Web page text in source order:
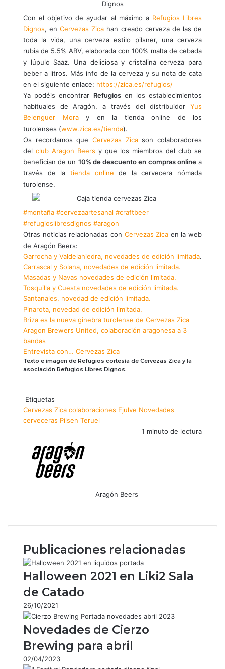
r
ó
n
i
c
o
Con el objetivo de ayudar al máximo a Refugios Libres
Dignos, enCervezas Zica han creado cerveza de las de
toda la vida, una cerveza estilo pilsner, una cerveza
rubia de 5.5% ABV, elaborada con 100% malta de cebada
y lúpulo Saaz. Una deliciosa y cristalina cerveza para
beber a litros. Más info de la cerveza y su nota de cata
en el siguiente enlace: https://zica.es/refugios/
Ya podéis encontrar Refugiosen los establecimientos
habituales de Aragón, a través del distribuidor Yus
Belenguer Moray en la tienda online de los
turolenses (www.zica.es/tienda).
Os recordamos que Cervezas Zicason colaboradores
del club Aragon Beers y que los miembros del club se
benefician de un 10% de descuento en compras onlinea
través de la tienda online de la cervecera nómada
turolense.
#montaña #cervezaartesanal #craftbeer
#refugioslibresdignos #aragon
Otras noticias relacionadas con Cervezas Zica en la web
de Aragón Beers:
Garrocha y Valdelahiedra, novedades de edición limitada.
Carrascal y Solana, novedades de edición limitada.
Masadas y Navas novedades de edición limitada.
Tosquilla y Cuesta novedades de edición limitada.
Santanales, novedad de edición limitada.
Pinarota, novedad de edición limitada.
Briza es la nueva ginebra turolense de Cervezas Zica
Aragon Brewers United, colaboración aragonesa a 3
bandas
Entrevista con… Cervezas Zica
Texto e imagen de Refugios cortesía de Cervezas Zica y la
asociación Refugios Libres Dignos.
Etiquetas
Cervezas Zica colaboraciones Ejulve Novedades
cerveceras Pilsen Teruel
Aragón Beers
1 minuto de lectura
c
b
o
o
k
a
s
A
p
p
l
g
m
m
a
r
o
r
c
o
r
Publicaciones relacionadas
Halloween 2021 en Liki2 Sala
de Catado
26/10/2021
Novedades de Cierzo
Brewing para abril
02/04/2023